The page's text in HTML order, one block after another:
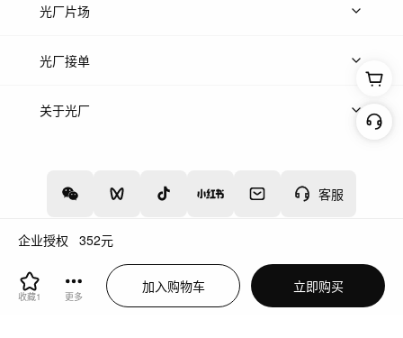
企业授权 352元
收藏1 更多
加入购物车 立即购买
客服
热门音乐
光厂片场
上传案例
光厂接单
上架服务
关于光厂
增值电信业务经营许可证：川B2-20160192
蜀ICP备12020238号-4
川公网安备51019002000262
违法和不良信息举报中心